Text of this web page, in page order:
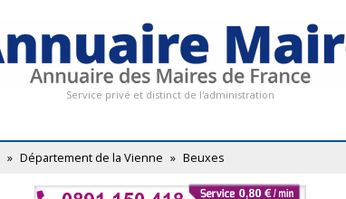
Service privé et distinct de l'administration
» Département de la Vienne » Beuxes